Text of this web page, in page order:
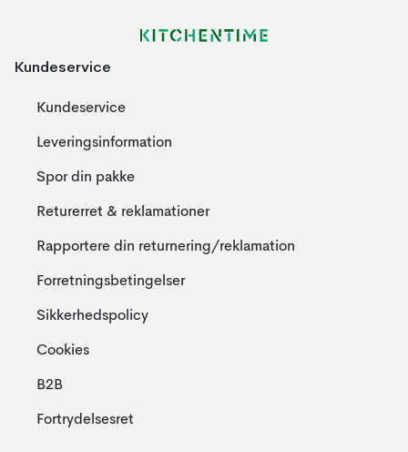
Kundeservice
Kundeservice
Leveringsinformation
Spor din pakke
Returerret & reklamationer
Rapportere din returnering/reklamation
Forretningsbetingelser
Sikkerhedspolicy
Cookies
B2B
Fortrydelsesret